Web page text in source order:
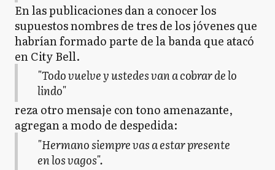
En las publicaciones dan a conocer los
supuestos nombres de tres de los jóvenes que
habrían formado parte de la banda que atacó
en City Bell.
"Todo vuelve y ustedes van a cobrar de lo
lindo"
reza otro mensaje con tono amenazante,
agregan a modo de despedida:
"Hermano siempre vas a estar presente
en los vagos".